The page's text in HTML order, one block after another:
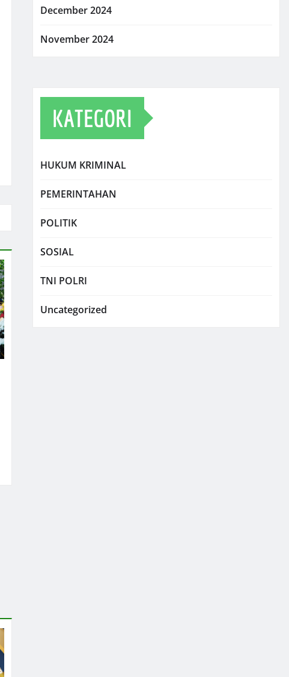
December 2024
November 2024
KATEGORI
HUKUM KRIMINAL
PEMERINTAHAN
POLITIK
SOSIAL
TNI POLRI
Uncategorized